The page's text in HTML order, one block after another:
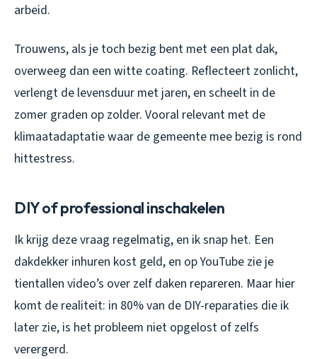
arbeid.
Trouwens, als je toch bezig bent met een plat dak,
overweeg dan een witte coating. Reflecteert zonlicht,
verlengt de levensduur met jaren, en scheelt in de
zomer graden op zolder. Vooral relevant met de
klimaatadaptatie waar de gemeente mee bezig is rond
hittestress.
DIY of professional inschakelen
Ik krijg deze vraag regelmatig, en ik snap het. Een
dakdekker inhuren kost geld, en op YouTube zie je
tientallen video’s over zelf daken repareren. Maar hier
komt de realiteit: in 80% van de DIY-reparaties die ik
later zie, is het probleem niet opgelost of zelfs
verergerd.